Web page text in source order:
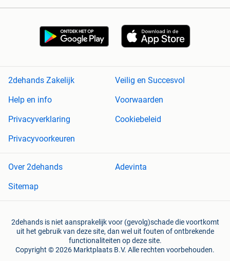
2dehands Zakelijk
Veilig en Succesvol
Help en info
Voorwaarden
Privacyverklaring
Cookiebeleid
Privacyvoorkeuren
Over 2dehands
Adevinta
Sitemap
2dehands is niet aansprakelijk voor (gevolg)schade die voortkomt
uit het gebruik van deze site, dan wel uit fouten of ontbrekende
functionaliteiten op deze site.
Copyright © 2026 Marktplaats B.V. Alle rechten voorbehouden.